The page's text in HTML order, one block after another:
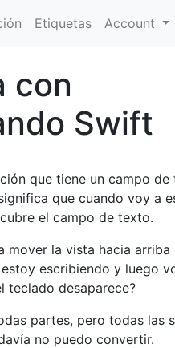
Etiquetas Account
con
Swift
que tiene un campo
que cuando voy a
el campo de texto.
mover la vista hacia
escribiendo y luego
teclado desaparece?
partes, pero todas las
no puedo convertir.